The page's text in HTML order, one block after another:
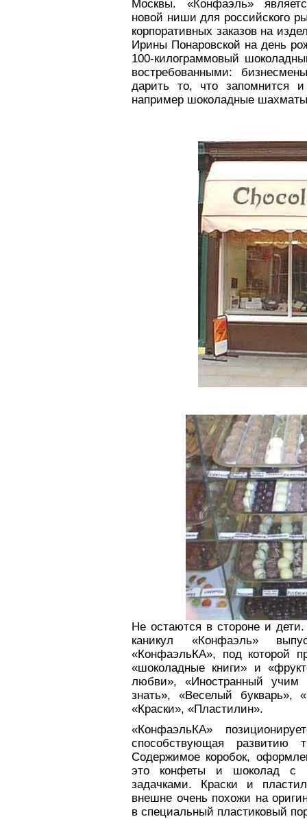
Москвы. «Конфаэль»
новой ниши для российского
корпоративных заказов на
Ирины Понаровской на день
100-килограммовый
востребованными:
дарить то, что запомнится
например шоколадные
Не остаются в стороне и
каникул «Конфаэль»
«КонфаэльКА», под которой
«шоколадные книги» и
любви», «Иностранный учим
знать», «Веселый букварь»,
«Краски», «Пластилин».
«КонфаэльКА»
способствующая развитию
Содержимое коробок,
это конфеты и шоколад с
задачками. Краски и
внешне очень похожи на
в специальный пластиковый